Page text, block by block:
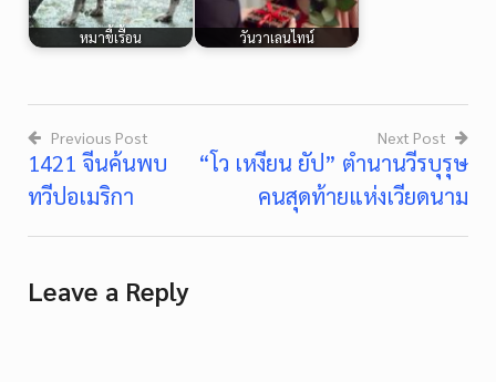
หมาขี้เรื้อน วันวาเลนไทน์
Post
navigation
Previous Post
1421 จีนค้นพบ
ทวีปอเมริกา
Next Post
“โว เหงียน ยัป” ตำนานวีรบุรุษ
คนสุดท้ายแห่งเวียดนาม
Leave a Reply